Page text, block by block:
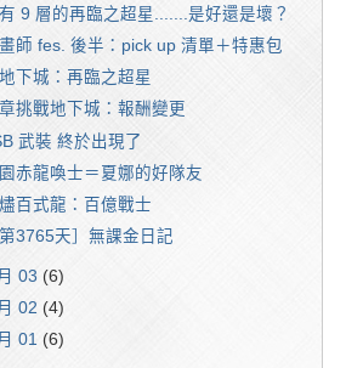
9 層的再臨之超星.......是好還是壞？
師 fes. 後半：pick up 清單＋特惠包
下城：再臨之超星
挑戰地下城：報酬變更
武裝 終於出現了
赤龍喚士＝夏娜的好隊友
百式龍：百億戰士
第3765天］無課金日記
03 (6)
02(4)
01(6)